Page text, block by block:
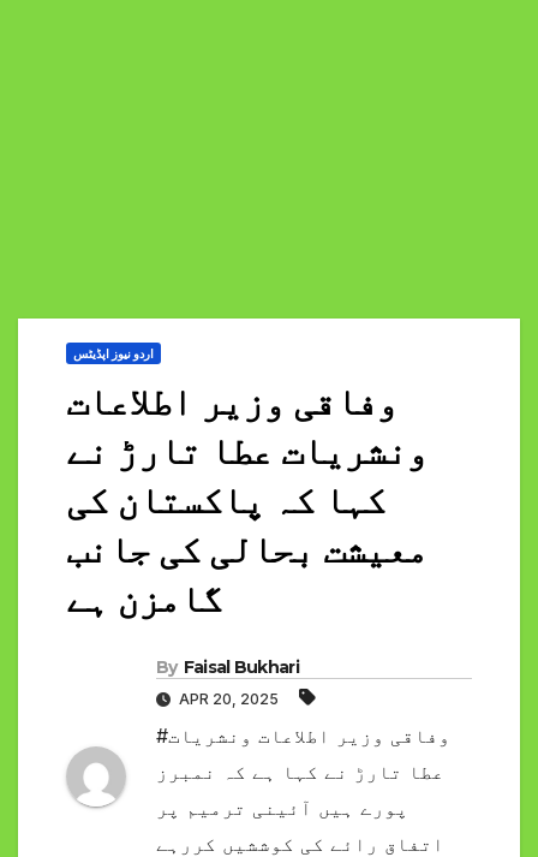
اردو نیوز اپڈیٹس
وفاقی وزیر اطلاعات
ونشریات عطا تارڑ نے
کہا کہ پاکستان کی
معیشت بحالی کی جانب
گامزن ہے
By Faisal Bukhari
APR 20, 2025
#وفاقی وزیر اطلاعات ونشریات
عطا تارڑ نے کہا ہے کہ نمبرز
پورے ہیں آئینی ترمیم پر
اتفاق رائے کی کوششیں کررہے